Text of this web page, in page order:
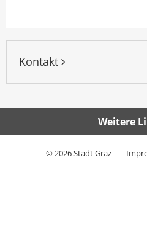
Kontakt
Weitere
© 2026 Stadt Graz